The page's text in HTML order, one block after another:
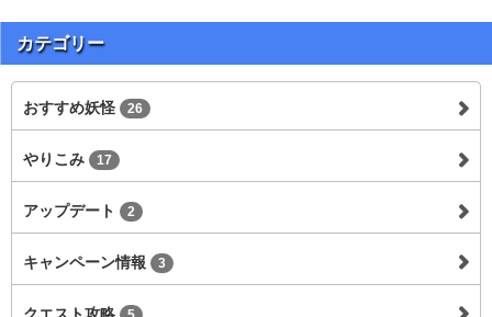
カテゴリー
おすすめ妖怪 26
やりこみ 17
アップデート 2
キャンペーン情報 3
クエスト攻略